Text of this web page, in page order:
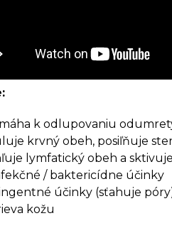
k odlupovaniu
krvný obeh, posiľňuje
lymfatický obeh a
/ baktericídne účinky
účinky (sťahuje
kožu